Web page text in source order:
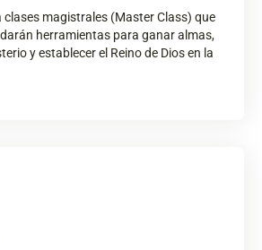
clases magistrales (Master Class) que
herramientas para ganar almas,
y establecer el Reino de Dios en la